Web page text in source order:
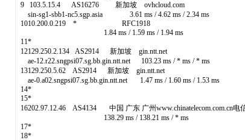
9 103.5.15.4 AS16276 新加坡 ovhcloud.com
sin-sg1-sbb1-nc5.sgp.asia 3.61 ms / 4.62 ms / 2.34 ms
1010.200.0.219 * RFC1918
1.84 ms / 1.59 ms / 1.94 ms
11*
12129.250.2.134 AS2914 新加坡 gin.ntt.net
ae-12.r22.sngpsi07.sg.bb.gin.ntt.net 103.23 ms / * ms / * ms
13129.250.5.62 AS2914 新加坡 gin.ntt.net
ae-0.a02.sngpsi07.sg.bb.gin.ntt.net 1.47 ms / 1.60 ms / 1.53 ms
14*
15*
16202.97.12.46 AS4134 中国 广东 广州www.chinatelecom.com.cn电
138.29 ms / 138.21 ms / * ms
17*
18*